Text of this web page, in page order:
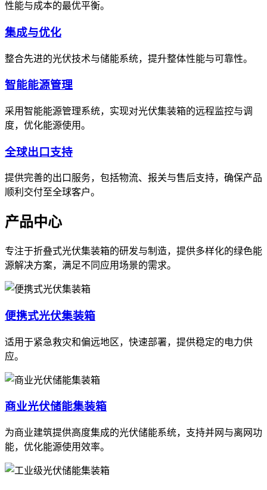
性能与成本的最优平衡。
集成与优化
整合先进的光伏技术与储能系统，提升整体性能与可靠性。
智能能源管理
采用智能能源管理系统，实现对光伏集装箱的远程监控与调
度，优化能源使用。
全球出口支持
提供完善的出口服务，包括物流、报关与售后支持，确保产品
顺利交付至全球客户。
产品中心
专注于折叠式光伏集装箱的研发与制造，提供多样化的绿色能
源解决方案，满足不同应用场景的需求。
便携式光伏集装箱
适用于紧急救灾和偏远地区，快速部署，提供稳定的电力供
应。
商业光伏储能集装箱
为商业建筑提供高度集成的光伏储能系统，支持并网与离网功
能，优化能源使用效率。